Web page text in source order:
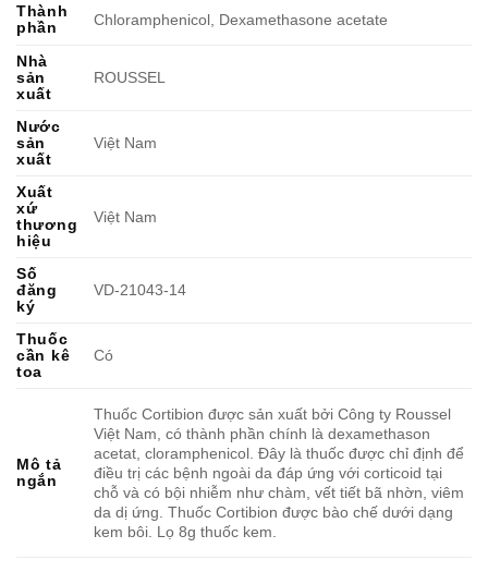
Thành
phần
Chloramphenicol, Dexamethasone acetate
Nhà
sản
xuất
ROUSSEL
Nước
sản
xuất
Việt Nam
Xuất
xứ
thương
hiệu
Việt Nam
Số
đăng
ký
VD-21043-14
Thuốc
cần kê
toa
Có
Mô tả
ngắn
Thuốc Cortibion được sản xuất bởi Công ty Roussel
Việt Nam, có thành phần chính là dexamethason
acetat, cloramphenicol. Đây là thuốc được chỉ định để
điều trị các bệnh ngoài da đáp ứng với corticoid tại
chỗ và có bội nhiễm như chàm, vết tiết bã nhờn, viêm
da dị ứng. Thuốc Cortibion được bào chế dưới dạng
kem bôi. Lọ 8g thuốc kem.